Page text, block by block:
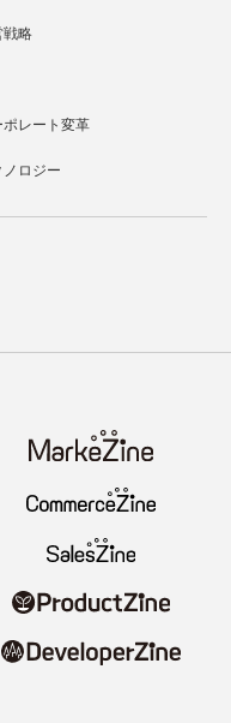
戦略
ポレート変革
ノロジー